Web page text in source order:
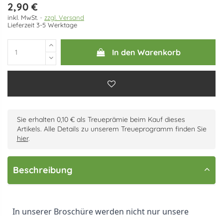
2,90 €
inkl. MwSt.
zzgl. Versand
Lieferzeit 3-5 Werktage
In den Warenkorb
Sie erhalten 0,10 € als Treueprämie beim Kauf dieses
Artikels. Alle Details zu unserem Treueprogramm finden Sie
hier.
Beschreibung
In unserer Broschüre werden nicht nur unsere